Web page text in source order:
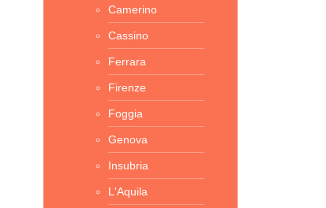
Camerino
Cassino
Ferrara
Firenze
Foggia
Genova
Insubria
L'Aquila